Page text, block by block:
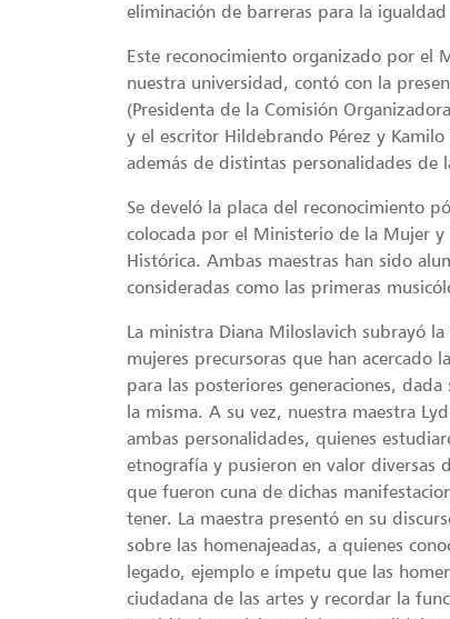
eliminación de barreras para la
Este reconocimiento organizado por el
nuestra universidad, contó con la
(Presidenta de la Comisión
y el escritor Hildebrando Pérez y
además de distintas personalidades de
Se develó la placa del reconocimiento
colocada por el Ministerio de la Mujer y
Histórica. Ambas maestras han sido
consideradas como las primeras
La ministra Diana Miloslavich subrayó
mujeres precursoras que han acercado
para las posteriores generaciones,
la misma. A su vez, nuestra maestra
ambas personalidades, quienes
etnografía y pusieron en valor diversas
que fueron cuna de dichas
tener. La maestra presentó en su
sobre las homenajeadas, a quienes
legado, ejemplo e ímpetu que las
ciudadana de las artes y recordar la